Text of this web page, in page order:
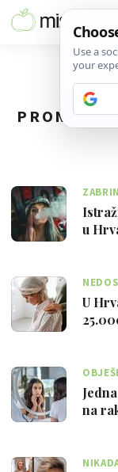
u
U
na